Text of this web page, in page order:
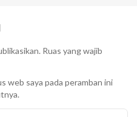
Ruas yang wajib
web saya pada peramban ini